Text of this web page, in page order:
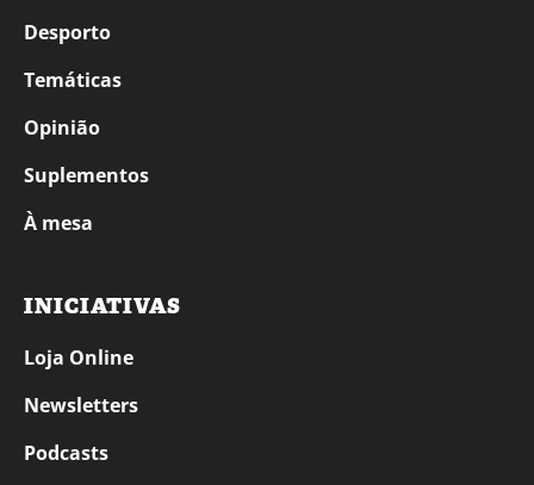
Desporto
Temáticas
Opinião
Suplementos
À mesa
INICIATIVAS
Loja Online
Newsletters
Podcasts